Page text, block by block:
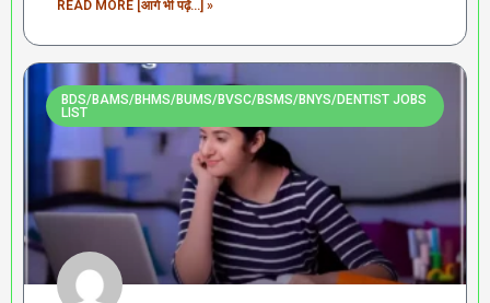
READ MORE [आगे भी पढ़ें...] »
BDS/BAMS/BHMS/BUMS/BVSC/BSMS/BNYS/DENTIST JOBS
LIST